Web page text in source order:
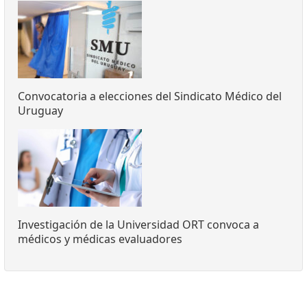
Convocatoria a elecciones del Sindicato Médico del
Uruguay
Investigación de la Universidad ORT convoca a
médicos y médicas evaluadores